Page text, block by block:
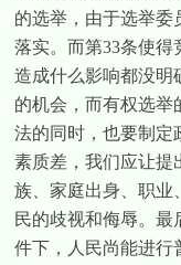
的选举，由于选举委
落实。而第33条使得
造成什么影响都没明
的机会，而有权选举
法的同时，也要制定
素质差，我们应让提
族、家庭出身、职业
民的歧视和侮辱。最
件下，人民尚能进行